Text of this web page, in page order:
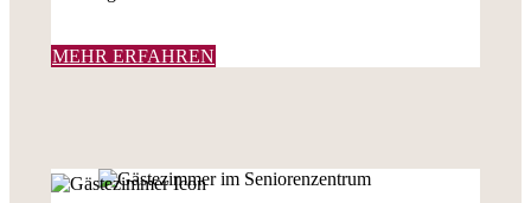
MEHR ERFAHREN